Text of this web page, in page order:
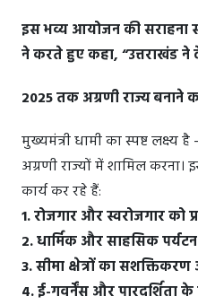
इस भव्य आयोजन की सराहना
ने करते हुए कहा, “उत्तराखंड
2025 तक अग्रणी राज्य बनाने
मुख्यमंत्री धामी का स्पष्ट
अग्रणी राज्यों में शामिल
कार्य कर रहे हैं:
1. रोजगार और स्वरोजगार को
2. धार्मिक और साहसिक
3. सीमा क्षेत्रों का
4. ई-गवर्नेंस और पारदर्शिता